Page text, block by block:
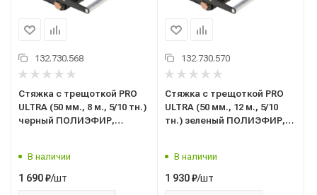
132.730.568
Стяжка с трещоткой PRO
ULTRA (50 мм., 8 м., 5/10 тн.)
черный ПОЛИЭФИР,
("TOP AUTO" С.Петербург)
РК1008UB
В наличии
1 690₽/шт
132.730.570
Стяжка с трещоткой PRO
ULTRA (50 мм., 12 м., 5/10
тн.) зеленый ПОЛИЭФИР,
("TOP AUTO" С.Петербург)
РК1012UG
В наличии
1 930₽/шт